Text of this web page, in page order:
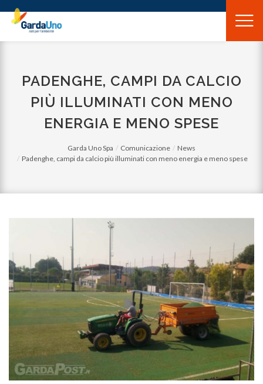
Gardauno
Spa
PADENGHE, CAMPI DA CALCIO
PIÙ ILLUMINATI CON MENO
ENERGIA E MENO SPESE
Garda Uno Spa Comunicazione
News
Padenghe, campi da calcio più illuminati con meno energia e meno spese